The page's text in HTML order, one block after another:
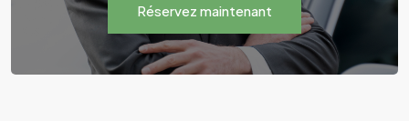
Réservez maintenant